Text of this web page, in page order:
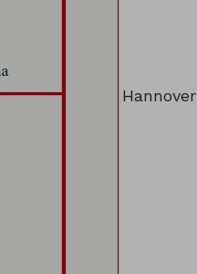
Hannover